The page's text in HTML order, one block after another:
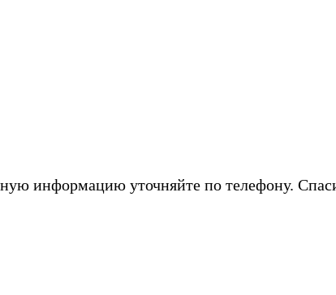
информацию уточняйте по телефону.